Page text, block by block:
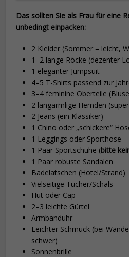
Das sollten Sie als Frau für eine
unbedingt einpacken:
2 Kleider (Sommer = leicht,
1–2 lange Röcke (dezenter
1 eleganter Jumpsuit
4–5 T-Shirts passend zur
3–4 feminine Oberteile
2 langärmlige Hemden
2 Jeans (ein Klassiker)
1 Chino oder „schickere“
1 Leggings oder Sporthose
1 Paar Sportschuhe (bitte
1 Paar robuste Sandalen
Badelatschen (Hotel/Strand)
Vielseitige Tücher/Schals
Hut oder Cap
2–3 leichte Gürtel
Armbanduhr
Leichter Schmuck (bei
schwer)
Sonnenbrille